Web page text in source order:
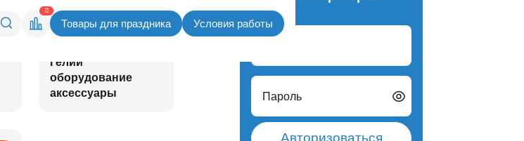
0
Товары для праздника Условия работы
Гелий
оборудование
аксессуары
Пароль